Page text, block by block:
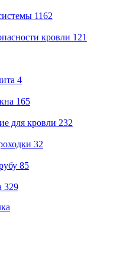
1162
кровли 121
4
165
для кровли 232
32
85
329